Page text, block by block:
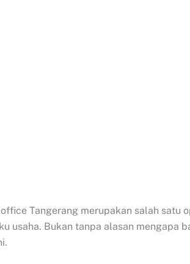
Tangerang merupakan salah satu
usaha. Bukan tanpa alasan mengapa